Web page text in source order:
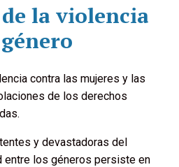
la violencia
contra las mujeres y las
de los derechos
y devastadoras del
entre los géneros persiste en